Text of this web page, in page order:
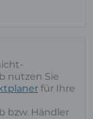
nutzen Sie
für Ihre
bzw. Händler